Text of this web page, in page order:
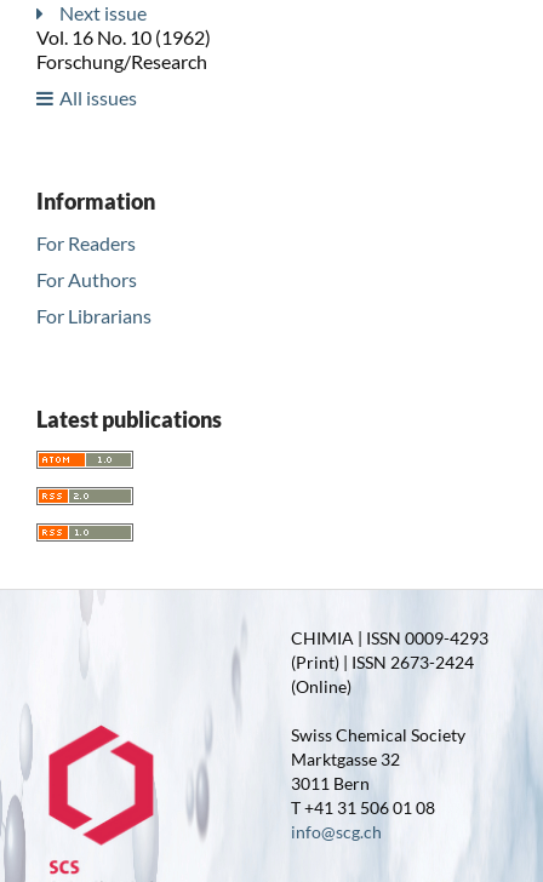
Next issue
Vol. 16 No. 10 (1962)
Forschung/Research
All issues
Information
For Readers
For Authors
For Librarians
Latest publications
CHIMIA | ISSN 0009-4293
(Print) | ISSN 2673-2424
(Online)
Swiss Chemical Society
Marktgasse 32
3011 Bern
T +41 31 506 01 08
info@scg.ch